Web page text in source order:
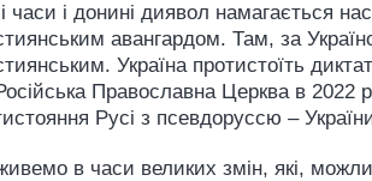
часи і донині диявол намагається
авангардом. Там, за
Україна протистоїть
Православна Церква в 2022
Русі з псевдоруссю –
в часи великих змін, які,